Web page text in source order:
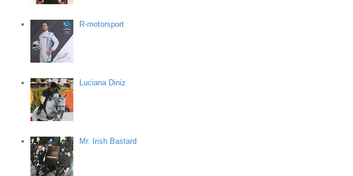
R-motorsport
Luciana Diniz
Mr. Irish Bastard